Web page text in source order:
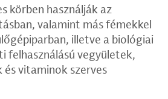
körben használják az
valamint más fémekkel
illetve a biológiai
felhasználású vegyületek,
vitaminok szerves